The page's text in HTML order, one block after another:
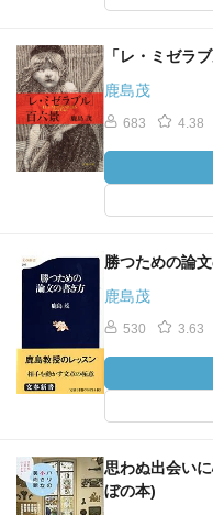
「レ・ミゼラ
鹿島茂
683 4.38
勝つための論
鹿島茂
530 3.63
思わぬ出会い
ぼの本)